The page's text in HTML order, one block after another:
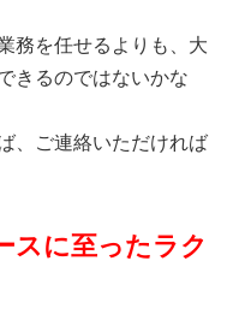
務を任せるよりも、大
きるのではないかな
、ご連絡いただければ
スに至ったラク